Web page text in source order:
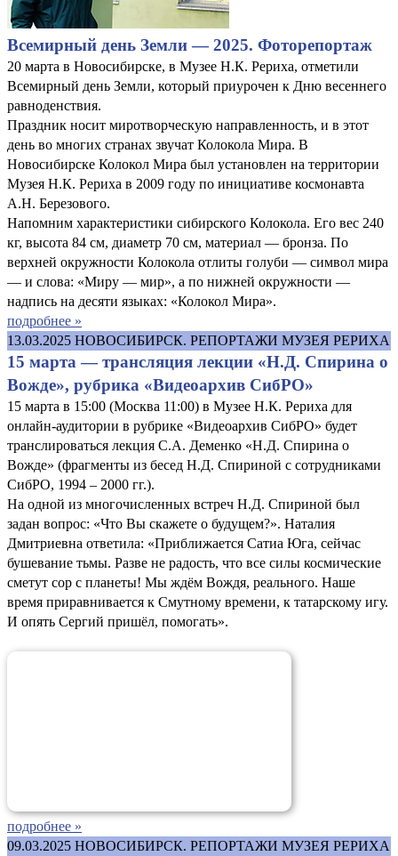
Всемирный день Земли — 2025. Фоторепортаж
20 марта в Новосибирске, в Музее Н.К. Рериха, отметили
Всемирный день Земли, который приурочен к Дню весеннего
равноденствия.
Праздник носит миротворческую направленность, и в этот
день во многих странах звучат Колокола Мира. В
Новосибирске Колокол Мира был установлен на территории
Музея Н.К. Рериха в 2009 году по инициативе космонавта
А.Н. Березового.
Напомним характеристики сибирского Колокола. Его вес 240
кг, высота 84 см, диаметр 70 см, материал — бронза. По
верхней окружности Колокола отлиты голуби — символ мира
— и слова: «Миру — мир», а по нижней окружности —
надпись на десяти языках: «Колокол Мира».
подробнее »
13.03.2025 НОВОСИБИРСК. РЕПОРТАЖИ МУЗЕЯ РЕРИХА
15 марта — трансляция лекции «Н.Д. Спирина о
Вожде», рубрика «Видеоархив СибРО»
15 марта в 15:00 (Москва 11:00) в Музее Н.К. Рериха для
онлайн-аудитории в рубрике «Видеоархив СибРО» будет
транслироваться лекция С.А. Деменко «Н.Д. Спирина о
Вожде» (фрагменты из бесед Н.Д. Спириной с сотрудниками
СибРО, 1994 – 2000 гг.).
На одной из многочисленных встреч Н.Д. Спириной был
задан вопрос: «Что Вы скажете о будущем?». Наталия
Дмитриевна ответила: «Приближается Сатиа Юга, сейчас
бушевание тьмы. Разве не радость, что все силы космические
сметут сор с планеты! Мы ждём Вождя, реального. Наше
время приравнивается к Смутному времени, к татарскому игу.
И опять Сергий пришёл, помогать».
подробнее »
09.03.2025 НОВОСИБИРСК. РЕПОРТАЖИ МУЗЕЯ РЕРИХА